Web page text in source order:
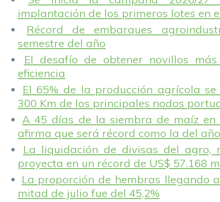
implantación de los primeros lotes en
Récord de embarques
semestre del año
El desafío de obtener novillos
eficiencia
El 65% de la producción agrícola
300 Km de los principales nodos
A 45 días de la siembra de maíz en
afirma que será récord como la del
La liquidación de divisas del agro,
proyecta en un récord de US$ 57.168
La proporción de hembras llegando
mitad de julio fue del 45,2%